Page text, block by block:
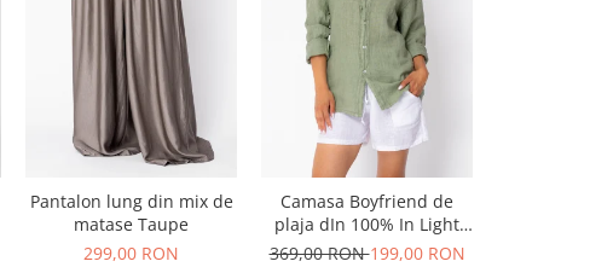
Pantalon lung din mix de
matase Taupe
299,00 RON
Camasa Boyfriend de
plaja dIn 100% In Light
Olive
369,00 RON199,00 RON